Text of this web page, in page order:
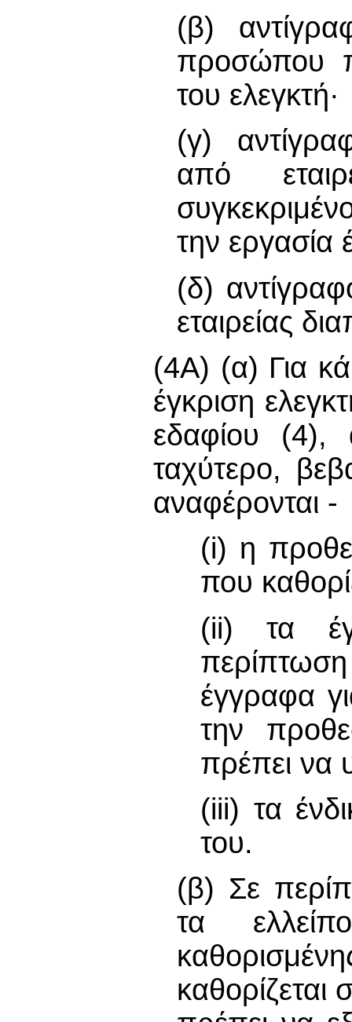
(β)
προσώπου
του ελεγκτή·
(γ)
από
την εργασία
(δ)
εταιρείας
(4Α) (α) Για
έγκριση
εδαφίου (4),
ταχύτερο,
αναφέρονται -
(i) η
που
(ii) τα
έγγραφα
την
πρέπει να
(iii) τα
του.
(β) Σε
τα
καθορίζεται